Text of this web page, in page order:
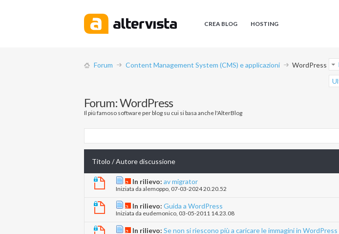
CREA BLOG HOSTING
Forum Content Management System (CMS) e applicazioni WordPress
Forum:WordPress
Il più famoso software per blog su cui si basa anche l'AlterBlog
Titolo /Autore discussione
In rilievo: av migrator
Iniziata da alemoppo‎, 07-03-2024 20.20.52
In rilievo: Guida a WordPress
Iniziata da eudemonico‎, 03-05-2011 14.23.08
In rilievo: Se non si riescono più a caricare le immagini in WordPress